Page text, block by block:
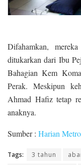
Difahamkan,
ditukarkan dari Ibu
Bahagian Kem
Perak. Meskipun
Ahmad Hafiz tetap
anaknya.
Sumber : Harian Metro
Tags: 3 tahun